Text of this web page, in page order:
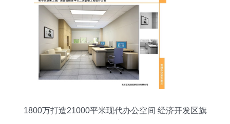
1800万打造21000平米现代办公空间 经济开发区旗